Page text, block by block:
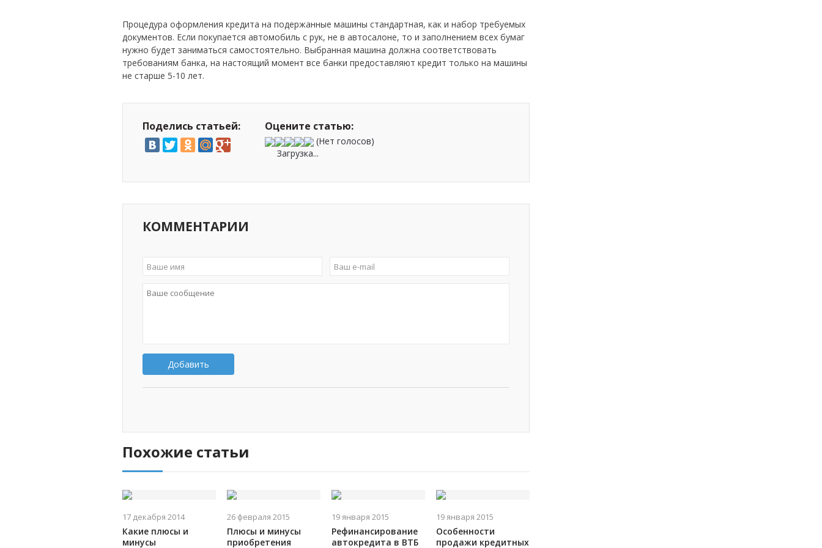
Процедура оформления кредита на подержанные машины стандартная, как и набор требуемых
документов. Если покупается автомобиль с рук, не в автосалоне, то и заполнением всех бумаг
нужно будет заниматься самостоятельно. Выбранная машина должна соответствовать
требованиям банка, на настоящий момент все банки предоставляют кредит только на машины
не старше 5-10 лет.
Поделись статьей: Оцените статью:
(Нет голосов)
Загрузка...
КОММЕНТАРИИ
Добавить
Похожие статьи
17 декабря 2014
Какие плюсы и
минусы
26 февраля 2015
Плюсы и минусы
приобретения
19 января 2015
Рефинансирование
автокредита в ВТБ
19 января 2015
Особенности
продажи кредитных